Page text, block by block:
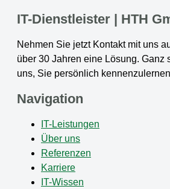
IT-Dienstleister | HTH
Nehmen Sie jetzt Kontakt mit uns
über 30 Jahren eine Lösung. Ganz
uns, Sie persönlich
Navigation
IT-Leistungen
Über uns
Referenzen
Karriere
IT-Wissen